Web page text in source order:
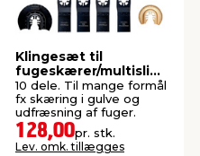
Klingesæt til
fugeskærer/multislibe
r - PRIZE®
10 dele. Til mange formål
fx skæring i gulve og
udfræsning af fuger.
128,00pr. stk.
Lev. omk. tillægges